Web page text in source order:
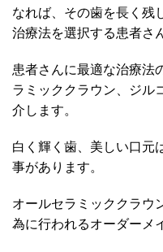
なれば、その歯を長く残
治療法を選択する患者さ
患者さんに最適な治療法
ラミッククラウン、ジル
介します。
白く輝く歯、美しい口元
事があります。
オールセラミッククラウ
為に行われるオーダーメ